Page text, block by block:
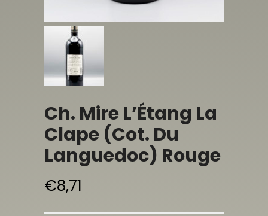
Ch. Mire L’Étang La
Clape (Cot. Du
Languedoc) Rouge
€8,71